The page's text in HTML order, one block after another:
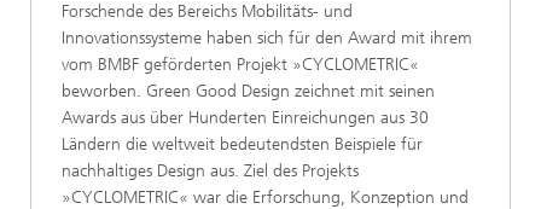
Forschende des Bereichs Mobilitäts- und
Innovationssysteme haben sich für den Award mit ihrem
vom BMBF geförderten Projekt »CYCLOMETRIC«
beworben. Green Good Design zeichnet mit seinen
Awards aus über Hunderten Einreichungen aus 30
Ländern die weltweit bedeutendsten Beispiele für
nachhaltiges Design aus. Ziel des Projekts
»CYCLOMETRIC« war die Erforschung, Konzeption und